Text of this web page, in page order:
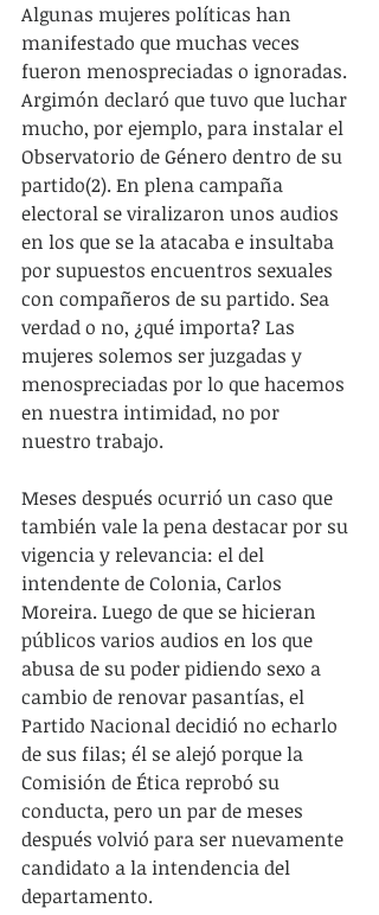
Algunas mujeres políticas han
manifestado que muchas veces
fueron menospreciadas o ignoradas.
Argimón declaró que tuvo que luchar
mucho, por ejemplo, para instalar el
Observatorio de Género dentro de su
partido(2). En plena campaña
electoral se viralizaron unos audios
en los que se la atacaba e insultaba
por supuestos encuentros sexuales
con compañeros de su partido. Sea
verdad o no, ¿qué importa? Las
mujeres solemos ser juzgadas y
menospreciadas por lo que hacemos
en nuestra intimidad, no por
nuestro trabajo.
Meses después ocurrió un caso que
también vale la pena destacar por su
vigencia y relevancia: el del
intendente de Colonia, Carlos
Moreira. Luego de que se hicieran
públicos varios audios en los que
abusa de su poder pidiendo sexo a
cambio de renovar pasantías, el
Partido Nacional decidió no echarlo
de sus filas; él se alejó porque la
Comisión de Ética reprobó su
conducta, pero un par de meses
después volvió para ser nuevamente
candidato a la intendencia del
departamento.